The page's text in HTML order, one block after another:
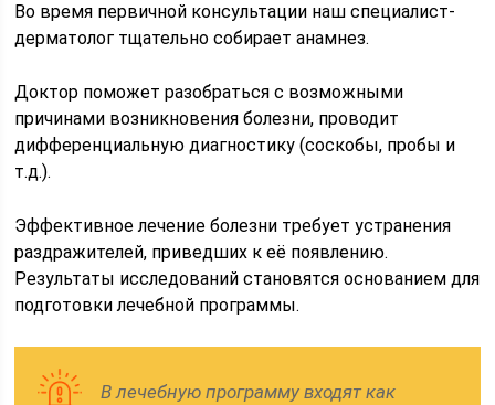
Во время первичной консультации наш специалист-
дерматолог тщательно собирает анамнез.
Доктор поможет разобраться с возможными
причинами возникновения болезни, проводит
дифференциальную диагностику (соскобы, пробы и
т.д.).
Эффективное лечение болезни требует устранения
раздражителей, приведших к её появлению.
Результаты исследований становятся основанием для
подготовки лечебной программы.
В лечебную программу входят как